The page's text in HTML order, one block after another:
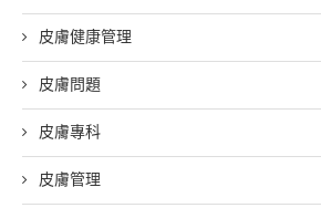
皮膚健康管理
皮膚問題
皮膚專科
皮膚管理